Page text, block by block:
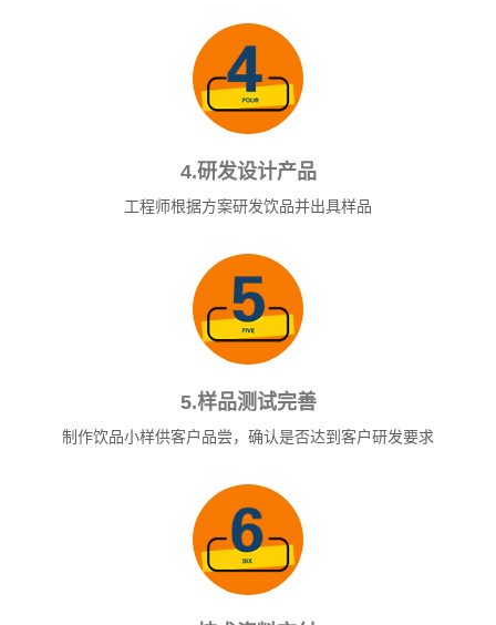
4.研发设计产品
工程师根据方案研发饮品并出具样品
5.样品测试完善
制作饮品小样供客户品尝，确认是否达到客户研发要求